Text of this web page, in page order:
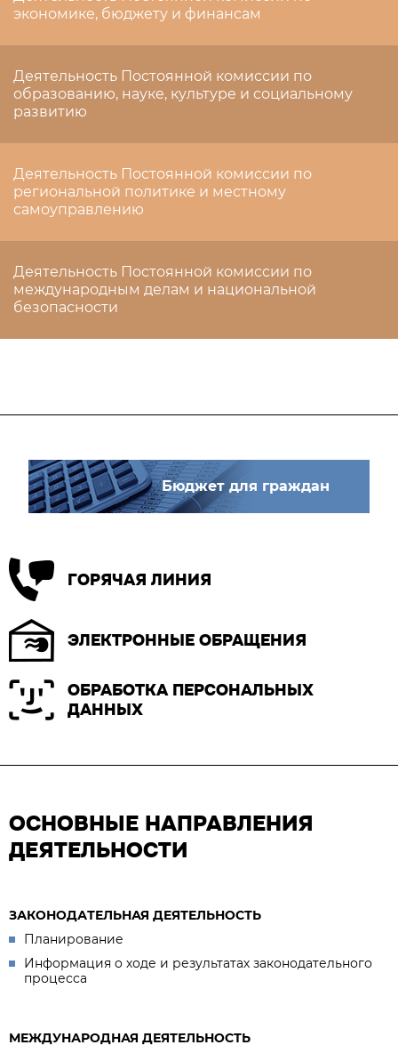
экономике, бюджету и финансам
Деятельность Постоянной комиссии по
образованию, науке, культуре и социальному
развитию
Деятельность Постоянной комиссии по
региональной политике и местному
самоуправлению
Деятельность Постоянной комиссии по
международным делам и национальной
безопасности
Бюджет для граждан
ГОРЯЧАЯ ЛИНИЯ
ЭЛЕКТРОННЫЕ ОБРАЩЕНИЯ
ОБРАБОТКА ПЕРСОНАЛЬНЫХ
ДАННЫХ
ОСНОВНЫЕ НАПРАВЛЕНИЯ
ДЕЯТЕЛЬНОСТИ
ЗАКОНОДАТЕЛЬНАЯ ДЕЯТЕЛЬНОСТЬ
Планирование
Информация о ходе и результатах законодательного
процесса
МЕЖДУНАРОДНАЯ ДЕЯТЕЛЬНОСТЬ